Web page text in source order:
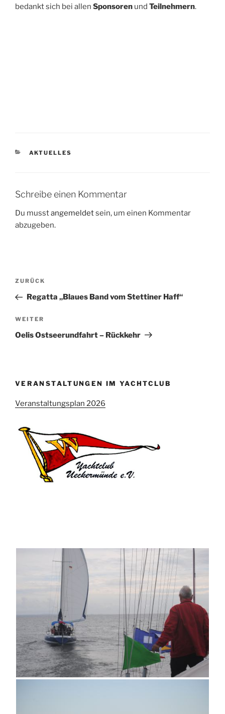
bedankt sich bei allen Sponsoren und Teilnehmern.
KATEGORIEN
AKTUELLES
Schreibe einen Kommentar
Du musstangemeldetsein, um einen Kommentar
abzugeben.
Beitragsnavigation
Vorheriger
Beitrag
ZURÜCK
Regatta „Blaues Band vom Stettiner Haff“
Nächster
Beitrag
WEITER
Oelis Ostseerundfahrt – Rückkehr
VERANSTALTUNGEN IM YACHTCLUB
Veranstaltungsplan 2026